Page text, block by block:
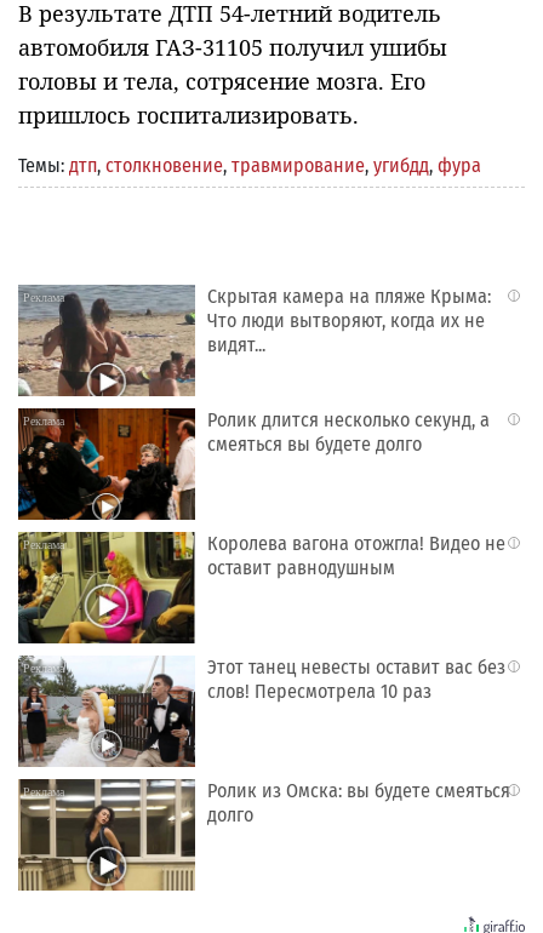
В результате ДТП 54-летний водитель
автомобиля ГАЗ-31105 получил ушибы
головы и тела, сотрясение мозга. Его
пришлось госпитализировать.
Темы: дтп, столкновение, травмирование, угибдд, фура
i
Скрытая камера на пляже Крыма:
Что люди вытворяют, когда их не
видят...
i
Ролик длится несколько секунд, а
смеяться вы будете долго
i
Королева вагона отожгла! Видео не
оставит равнодушным
i
Этот танец невесты оставит вас без
слов! Пересмотрела 10 раз
i
Ролик из Омска: вы будете смеяться
долго